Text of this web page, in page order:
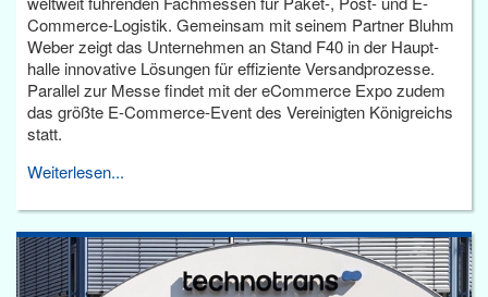
Commerce-Logistik. Gemeinsam mit seinem Partner Bluhm
Weber zeigt das Unternehmen an Stand F40 in der Haupt­
halle innovative Lösungen für effiziente Versandprozesse.
Parallel zur Messe findet mit der eCommerce Expo zudem
das größte E-Commerce-Event des Vereinigten Königreichs
statt.
Weiterlesen...